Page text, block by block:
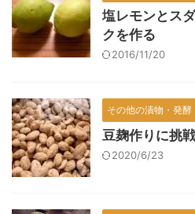
塩レモンとス
クを作る
2016/11/20
その他の漬物・発酵
豆麹作りに挑戦
2020/6/23